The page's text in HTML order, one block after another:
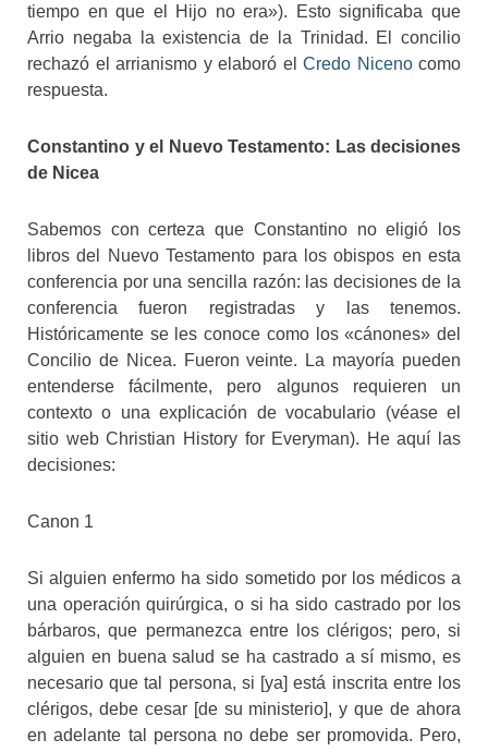
tiempo en que el Hijo no era»). Esto significaba que
Arrio negaba la existencia de la Trinidad. El concilio
rechazó el arrianismo y elaboró el Credo Nicenocomo
respuesta.
Constantino y el Nuevo Testamento: Las decisiones
de Nicea
Sabemos con certeza que Constantino no eligió los
libros del Nuevo Testamento para los obispos en esta
conferencia por una sencilla razón: las decisiones de la
conferencia fueron registradas y las tenemos.
Históricamente se les conoce como los «cánones» del
Concilio de Nicea. Fueron veinte. La mayoría pueden
entenderse fácilmente, pero algunos requieren un
contexto o una explicación de vocabulario (véase el
sitio web Christian History for Everyman). He aquí las
decisiones:
Canon 1
Si alguien enfermo ha sido sometido por los médicos a
una operación quirúrgica, o si ha sido castrado por los
bárbaros, que permanezca entre los clérigos; pero, si
alguien en buena salud se ha castrado a sí mismo, es
necesario que tal persona, si [ya] está inscrita entre los
clérigos, debe cesar [de su ministerio], y que de ahora
en adelante tal persona no debe ser promovida. Pero,